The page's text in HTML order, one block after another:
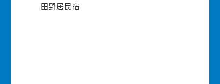
田野居民宿